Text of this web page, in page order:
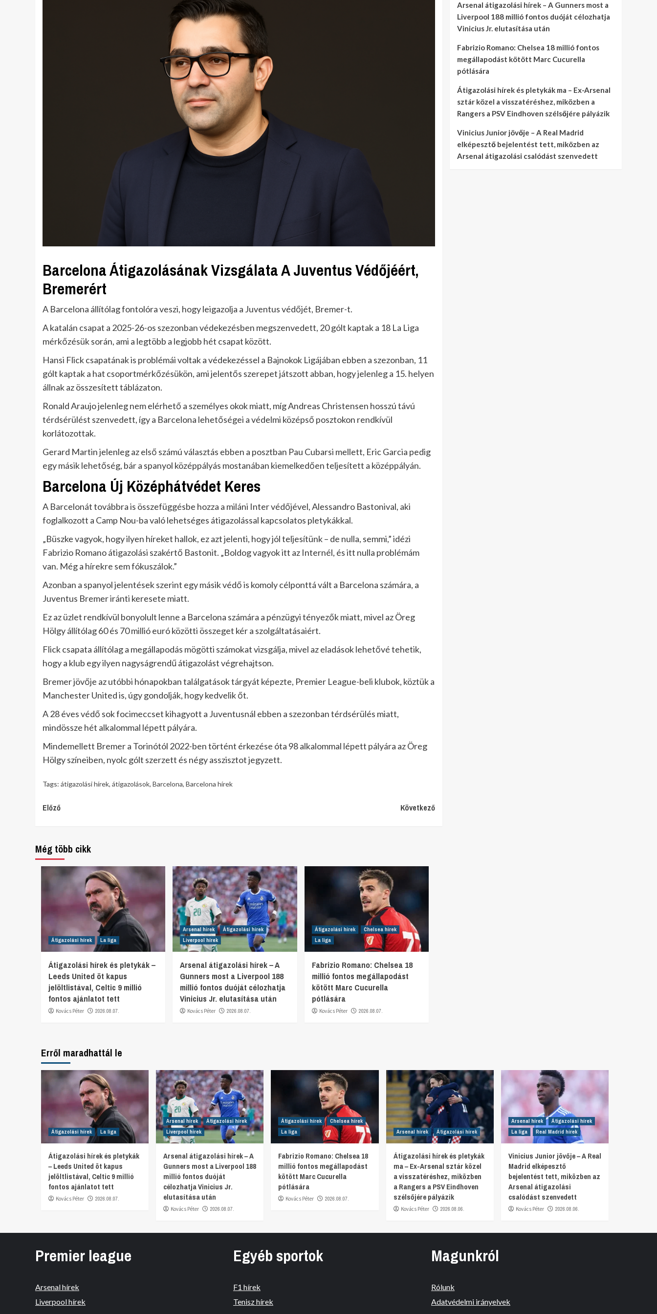
Barcelona Átigazolásának Vizsgálata A Juventus Védőjéért,
Bremerért
A Barcelona állítólag fontolóra veszi, hogy leigazolja a Juventus védőjét, Bremer-t.
A katalán csapat a 2025-26-os szezonban védekezésben megszenvedett, 20 gólt kaptak a 18 La Liga
mérkőzésük során, ami a legtöbb a legjobb hét csapat között.
Hansi Flick csapatának is problémái voltak a védekezéssel a Bajnokok Ligájában ebben a szezonban, 11
gólt kaptak a hat csoportmérkőzésükön, ami jelentős szerepet játszott abban, hogy jelenleg a 15. helyen
állnak az összesített táblázaton.
Ronald Araujo jelenleg nem elérhető a személyes okok miatt, míg Andreas Christensen hosszú távú
térdsérülést szenvedett, így a Barcelona lehetőségei a védelmi középső posztokon rendkívül
korlátozottak.
Gerard Martin jelenleg az első számú választás ebben a posztban Pau Cubarsi mellett, Eric Garcia pedig
egy másik lehetőség, bár a spanyol középpályás mostanában kiemelkedően teljesített a középpályán.
Barcelona Új Középhátvédet Keres
A Barcelonát továbbra is összefüggésbe hozza a miláni Inter védőjével, Alessandro Bastonival, aki
foglalkozott a Camp Nou-ba való lehetséges átigazolással kapcsolatos pletykákkal.
„Büszke vagyok, hogy ilyen híreket hallok, ez azt jelenti, hogy jól teljesítünk – de nulla, semmi,” idézi
Fabrizio Romano átigazolási szakértő Bastonit. „Boldog vagyok itt az Internél, és itt nulla problémám
van. Még a hírekre sem fókuszálok.”
Azonban a spanyol jelentések szerint egy másik védő is komoly célponttá vált a Barcelona számára, a
Juventus Bremer iránti keresete miatt.
Ez az üzlet rendkívül bonyolult lenne a Barcelona számára a pénzügyi tényezők miatt, mivel az Öreg
Hölgy állítólag 60 és 70 millió euró közötti összeget kér a szolgáltatásaiért.
Flick csapata állítólag a megállapodás mögötti számokat vizsgálja, mivel az eladások lehetővé tehetik,
hogy a klub egy ilyen nagyságrendű átigazolást végrehajtson.
Bremer jövője az utóbbi hónapokban találgatások tárgyát képezte, Premier League-beli klubok, köztük a
Manchester United is, úgy gondolják, hogy kedvelik őt.
A 28 éves védő sok focimeccset kihagyott a Juventusnál ebben a szezonban térdsérülés miatt,
mindössze hét alkalommal lépett pályára.
Mindemellett Bremer a Torinótól 2022-ben történt érkezése óta 98 alkalommal lépett pályára az Öreg
Hölgy színeiben, nyolc gólt szerzett és négy asszisztot jegyzett.
Tags: átigazolási hírek, átigazolások, Barcelona, Barcelona hírek
Continue
Előző Következő
Még több cikk
Átigazolási hírek La liga
Átigazolási hírek és pletykák –
Leeds United öt kapus
jelöltlistával, Celtic 9 millió
fontos ajánlatot tett
Kovács Péter 2026.08.07.
Arsenal hírek
Átigazolási hírek
Liverpool hírek
Arsenal átigazolási hírek – A
Gunners most a Liverpool 188
millió fontos duóját célozhatja
Vinicius Jr. elutasítása után
Kovács Péter 2026.08.07.
Átigazolási hírek
Chelsea hírek
La liga
Fabrizio Romano: Chelsea 18
millió fontos megállapodást
kötött Marc Cucurella
pótlására
Kovács Péter 2026.08.07.
Arsenal átigazolási hírek – A Gunners most a
Liverpool 188 millió fontos duóját célozhatja
Vinicius Jr. elutasítása után
Fabrizio Romano: Chelsea 18 millió fontos
megállapodást kötött Marc Cucurella
pótlására
Átigazolási hírek és pletykák ma – Ex-Arsenal
sztár közel a visszatéréshez, miközben a
Rangers a PSV Eindhoven szélsőjére pályázik
Vinicius Junior jövője – A Real Madrid
elképesztő bejelentést tett, miközben az
Arsenal átigazolási csalódást szenvedett
Erről maradhattál le
Átigazolási hírek La liga
Átigazolási hírek és pletykák
– Leeds United öt kapus
jelöltlistával, Celtic 9 millió
fontos ajánlatot tett
Kovács Péter 2026.08.07.
Arsenal hírek
Átigazolási hírek
Liverpool hírek
Arsenal átigazolási hírek – A
Gunners most a Liverpool 188
millió fontos duóját
célozhatja Vinicius Jr.
elutasítása után
Kovács Péter 2026.08.07.
Átigazolási hírek
Chelsea hírek
La liga
Fabrizio Romano: Chelsea 18
millió fontos megállapodást
kötött Marc Cucurella
pótlására
Kovács Péter 2026.08.07.
Arsenal hírek Átigazolási hírek
Átigazolási hírek és pletykák
ma – Ex-Arsenal sztár közel
a visszatéréshez, miközben
a Rangers a PSV Eindhoven
szélsőjére pályázik
Kovács Péter 2026.08.06.
Arsenal hírek
Átigazolási hírek
La liga
Real Madrid hírek
Vinicius Junior jövője – A Real
Madrid elképesztő
bejelentést tett, miközben az
Arsenal átigazolási
csalódást szenvedett
Kovács Péter 2026.08.06.
Premier league
Arsenal hírek
Liverpool hírek
Egyéb sportok
F1 hírek
Tenisz hírek
Magunkról
Rólunk
Adatvédelmi irányelvek